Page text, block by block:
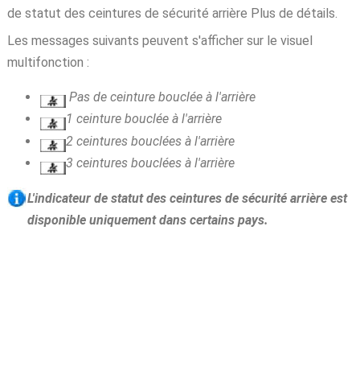
de statut des ceintures de sécurité arrière Plus de détails.
Les messages suivants peuvent s'afficher sur le visuel
multifonction :
Pas de ceinture bouclée à l'arrière
1 ceinture bouclée à l'arrière
2 ceintures bouclées à l'arrière
3 ceintures bouclées à l'arrière
L'indicateur de statut des ceintures de sécurité arrière est
disponible uniquement dans certains pays.